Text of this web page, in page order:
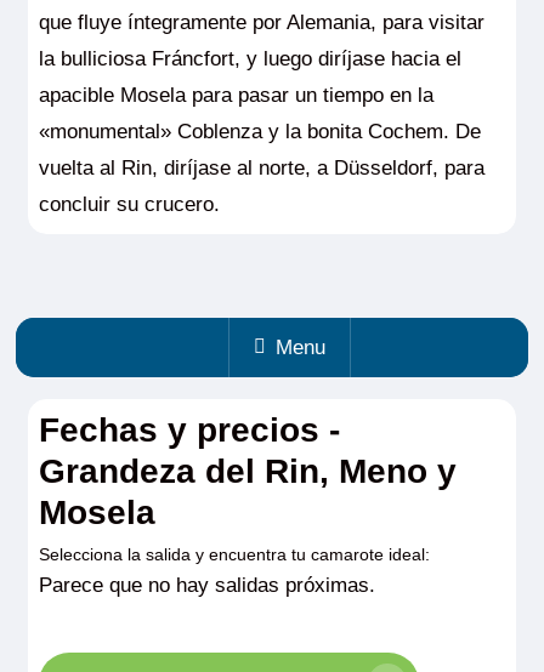
que fluye íntegramente por Alemania, para visitar
la bulliciosa Fráncfort, y luego diríjase hacia el
apacible Mosela para pasar un tiempo en la
«monumental» Coblenza y la bonita Cochem. De
vuelta al Rin, diríjase al norte, a Düsseldorf, para
concluir su crucero.
Menu
Fechas y precios -
Grandeza del Rin, Meno y
Mosela
Selecciona la salida y encuentra tu camarote ideal:
Parece que no hay salidas próximas.